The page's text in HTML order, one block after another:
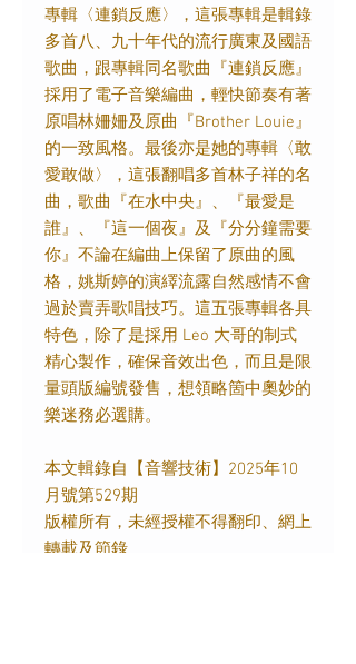
專輯〈連鎖反應〉，這張專輯是輯錄
多首八、九十年代的流行廣東及國語
歌曲，跟專輯同名歌曲『連鎖反應』
採用了電子音樂編曲，輕快節奏有著
原唱林姍姍及原曲『Brother Louie』
的一致風格。最後亦是她的專輯〈敢
愛敢做〉，這張翻唱多首林子祥的名
曲，歌曲『在水中央』、『最愛是
誰』、『這一個夜』及『分分鐘需要
你』不論在編曲上保留了原曲的風
格，姚斯婷的演繹流露自然感情不會
過於賣弄歌唱技巧。這五張專輯各具
特色，除了是採用 Leo 大哥的制式
精心製作，確保音效出色，而且是限
量頭版編號發售，想領略箇中奧妙的
樂迷務必選購。
本文輯錄自【音響技術】 2025年10
月號第529期
版權所有，未經授權不得翻印、網上
轉載及節錄